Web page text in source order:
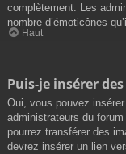
complètement. Les
nombre d’émoticônes
Haut
Puis-je insérer
Oui, vous pouvez
administrateurs du
pourrez transférer des
devrez insérer un lien